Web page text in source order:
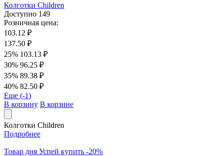
Колготки Children
Доступно 149
Розничная цена:
103.12 ₽
137.50 ₽
25% 103.13 ₽
30% 96.25 ₽
35% 89.38 ₽
40% 82.50 ₽
Еще (-1)
В корзину В корзине
Колготки Children
Подробнее
Товар дня Успей купить -20%